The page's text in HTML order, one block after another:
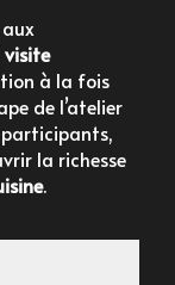
visite
à la fois
de l’atelier
participants,
la richesse
.